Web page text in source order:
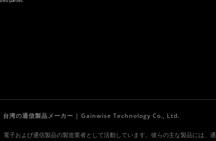
台湾の通信製品メーカー | Gainwise Technology Co., Ltd.
子および通信製品の製造業者として活動しています。彼らの主な製品には、